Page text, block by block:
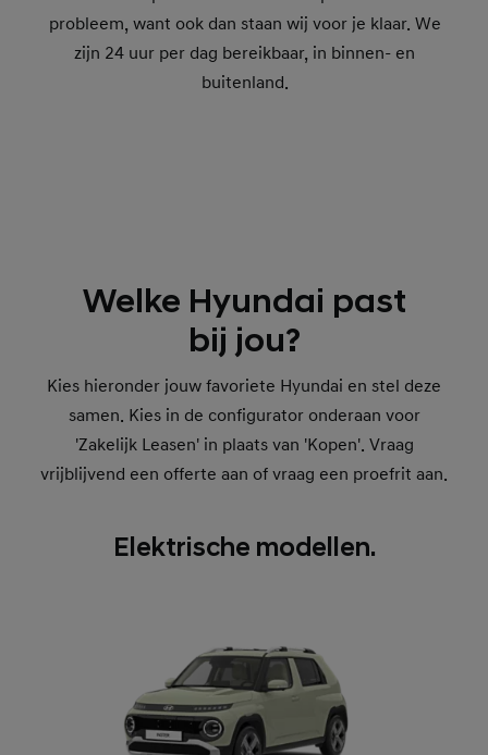
probleem, want ook dan staan wij voor je klaar. We
zijn 24 uur per dag bereikbaar, in binnen- en
buitenland.
Welke Hyundai past
bij jou?
Kies hieronder jouw favoriete Hyundai en stel deze
samen. Kies in de configurator onderaan voor
'Zakelijk Leasen' in plaats van 'Kopen'. Vraag
vrijblijvend een offerte aan of vraag een proefrit aan.
Elektrische modellen.